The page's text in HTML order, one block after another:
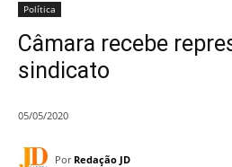
Política
Câmara recebe
sindicato
05/05/2020
Por Redação JD